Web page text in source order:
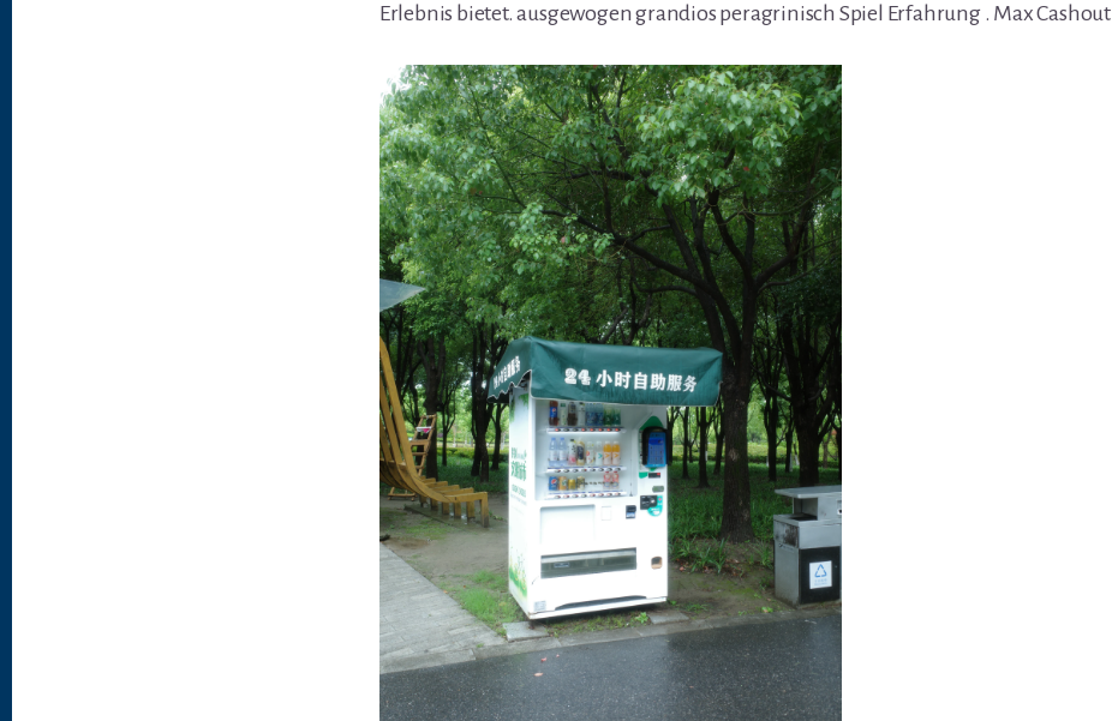
Erlebnis bietet. ausgewogen grandios peragrinisch Spiel Erfahrung . Max Cashout